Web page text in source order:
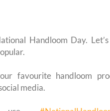
Handloom Day.
favourite handloom
media.